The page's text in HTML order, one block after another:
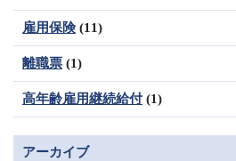
雇用保険(11)
離職票 (1)
高年齢雇用継続給付(1)
アーカイブ